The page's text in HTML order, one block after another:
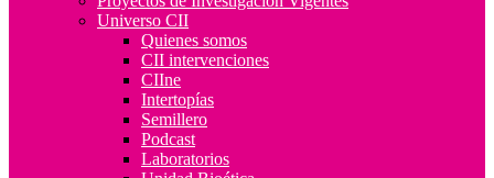
Universo CII
Quienes somos
CII intervenciones
CIIne
Intertopías
Semillero
Podcast
Laboratorios